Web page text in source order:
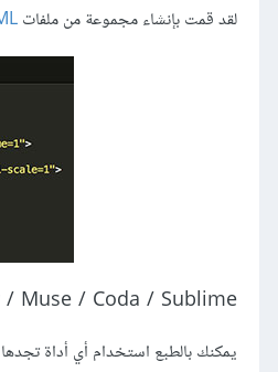
لقد قمت بإنشاء مجموعة من ملفات
Muse / Coda / Sublime
يمكنك بالطبع استخدام أي أداة